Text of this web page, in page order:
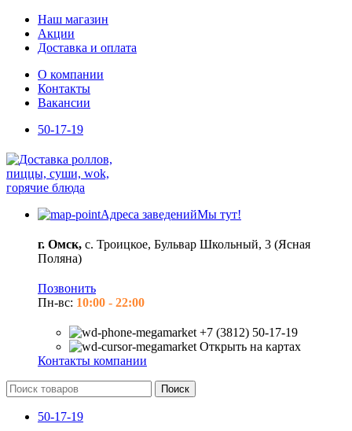
Наш магазин
Акции
Доставка и оплата
О компании
Контакты
Вакансии
50-17-19
Адреса заведенийМы тут!
г. Омск, с. Троицкое, Бульвар Школьный, 3 (Ясная
Поляна)
Позвонить
Пн-вс: 10:00 - 22:00
+7 (3812) 50-17-19
Открыть на картах
Контакты компании
Поиск
50-17-19